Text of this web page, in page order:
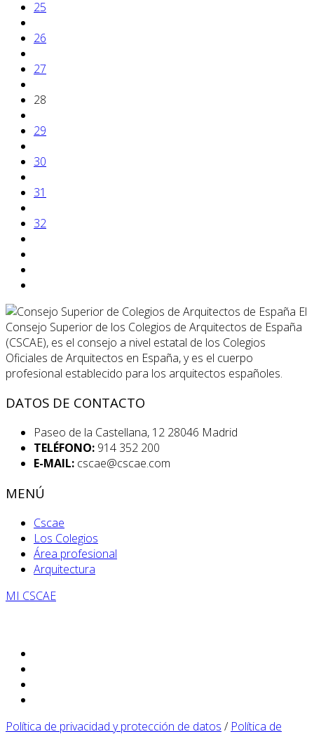
25
26
27
28
29
30
31
32
El
Consejo Superior de los Colegios de Arquitectos de España
(CSCAE), es el consejo a nivel estatal de los Colegios
Oficiales de Arquitectos en España, y es el cuerpo
profesional establecido para los arquitectos españoles.
DATOS DE CONTACTO
Paseo de la Castellana, 12 28046 Madrid
TELÉFONO: 914 352 200
E-MAIL: cscae@cscae.com
MENÚ
Cscae
Los Colegios
Área profesional
Arquitectura
MI CSCAE
Política de privacidad y protección de datos / Política de